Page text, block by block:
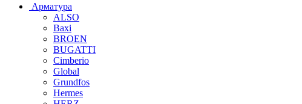
Арматура
ALSO
Baxi
BROEN
BUGATTI
Cimberio
Global
Grundfos
Hermes